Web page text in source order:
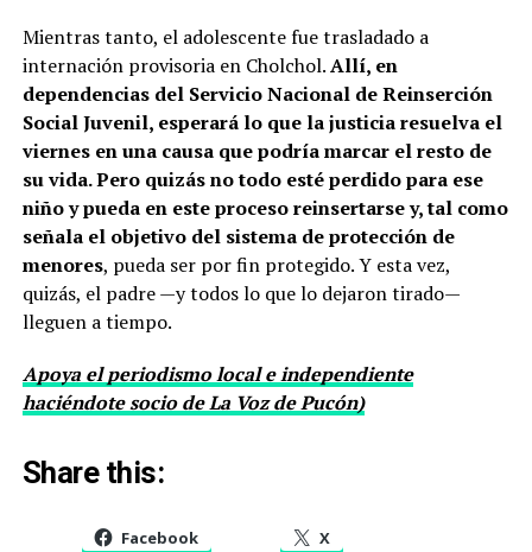
Mientras tanto, el adolescente fue trasladado a
internación provisoria en Cholchol.Allí, en
dependencias del Servicio Nacional de Reinserción
Social Juvenil, esperará lo que la justicia resuelva el
viernes en una causa que podría marcar el resto de
su vida. Pero quizás no todo esté perdido para ese
niño y pueda en este proceso reinsertarse y, tal como
señala el objetivo del sistema de protección de
menores, pueda ser por fin protegido. Y esta vez,
quizás, el padre —y todos lo que lo dejaron tirado—
lleguen a tiempo.
Apoya el periodismo local e independiente
haciéndote socio de La Voz de Pucón)
Share this:
Facebook X